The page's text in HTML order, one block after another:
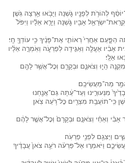
לְהוֹרֹ֥ת לְפָנָ֖יו גֹּ֑שְׁנָה וַיָּבֹ֖אוּ אַ֥רְצָה גֹּֽשֶׁן׃
אָבִ֖יו גֹּ֑שְׁנָה וַיֵּרָ֣א אֵלָ֗יו וַיִּפֹּל֙
הַפָּ֑עַם אַחֲרֵי֙ רְאוֹתִ֣י אֶת־פָּנֶ֔יךָ כִּ֥י עוֹדְךָ֖ חָֽי׃
אָבִ֔יו אֶעֱלֶ֖ה וְאַגִּ֣ידָה לְפַרְעֹ֑ה וְאֹֽמְרָ֣ה אֵלָ֔יו
אֵלָֽי׃
הָי֑וּ וְצֹאנָ֧ם וּבְקָרָ֛ם וְכׇל־אֲשֶׁ֥ר לָהֶ֖ם
מַה־מַּעֲשֵׂיכֶֽם׃
מִנְּעוּרֵ֣ינוּ וְעַד־עַ֔תָּה גַּם־אֲנַ֖חְנוּ
כִּֽי־תוֹעֲבַ֥ת מִצְרַ֖יִם כׇּל־רֹ֥עֵה צֹֽאן׃
אָבִ֨י וְאַחַ֜י וְצֹאנָ֤ם וּבְקָרָם֙ וְכׇל־אֲשֶׁ֣ר לָהֶ֔ם
וַיַּצִּגֵ֖ם לִפְנֵ֥י פַרְעֹֽה׃
וַיֹּאמְר֣וּ אֶל־פַּרְעֹ֗ה רֹעֵ֥ה צֹאן֙ עֲבָדֶ֔יךָ